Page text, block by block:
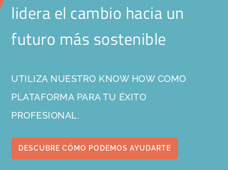
lidera el cambio hacia un
futuro más sostenible
UTILIZA NUESTRO KNOW HOW COMO
PLATAFORMA PARA TU ÉXITO
PROFESIONAL.
DESCUBRE CÓMO PODEMOS AYUDARTE